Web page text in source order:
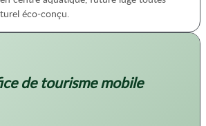
éco-conçu.
de tourisme mobile